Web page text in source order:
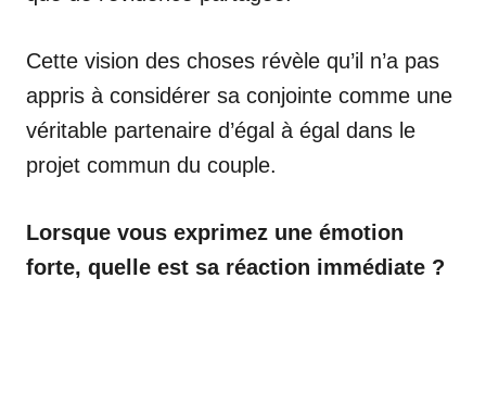
Cette vision des choses révèle qu’il n’a pas
appris à considérer sa conjointe comme une
véritable partenaire d’égal à égal dans le
projet commun du couple.
Lorsque vous exprimez une émotion
forte, quelle est sa réaction immédiate ?